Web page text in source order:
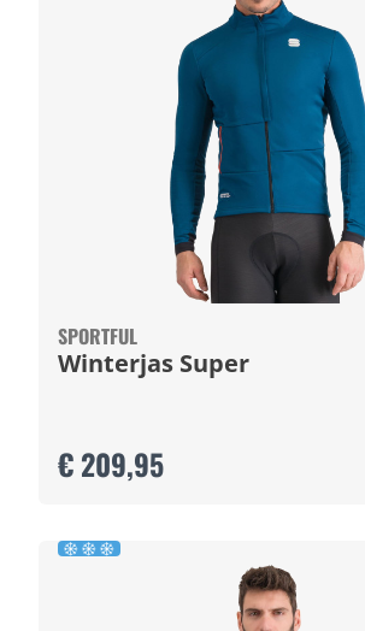
SPORTFUL
Winterjas Super
€ 209,95